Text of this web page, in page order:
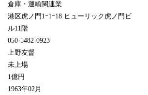
倉庫・運輸関連業
港区虎ノ門1ｰ1ｰ18 ヒューリック虎ノ門ビ
ル11階
050-5482-0923
上野友督
未上場
1億円
1963年02月